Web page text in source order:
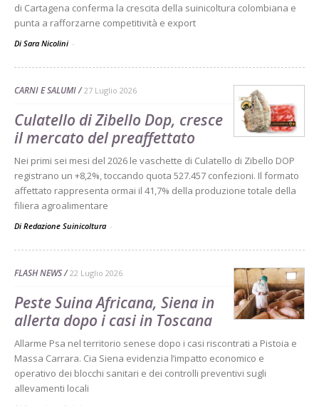
di Cartagena conferma la crescita della suinicoltura colombiana e
punta a rafforzarne competitività e export
Di Sara Nicolini -
CARNI E SALUMI 27 Luglio 2026
Culatello di Zibello Dop, cresce
il mercato del preaffettato
Nei primi sei mesi del 2026 le vaschette di Culatello di Zibello DOP
registrano un +8,2%, toccando quota 527.457 confezioni. Il formato
affettato rappresenta ormai il 41,7% della produzione totale della
filiera agroalimentare
Di Redazione Suinicoltura -
FLASH NEWS 22 Luglio 2026
Peste Suina Africana, Siena in
allerta dopo i casi in Toscana
Allarme Psa nel territorio senese dopo i casi riscontrati a Pistoia e
Massa Carrara. Cia Siena evidenzia l’impatto economico e
operativo dei blocchi sanitari e dei controlli preventivi sugli
allevamenti locali